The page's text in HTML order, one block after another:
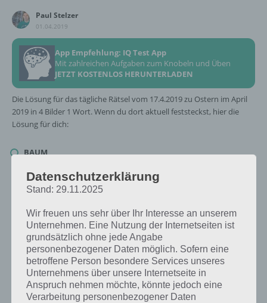
Paul Stelzer
01.04.2019
App Empfehlung: IQ Test App
Mit zahlreichen Aufgaben zum Knobeln und Üben
JETZT KOSTENLOS HERUNTERLADEN
Die Lösung für das tägliche Rätsel vom 17.4.2019 zu Ostern im April
2019 in 4 Bilder 1 Wort. Wenn du dort aktuell feststeckst, hier die
Lösung für dich:
BAUM
Zur Übersicht der4 Bilder 1 Wort Lösungen zu Ostern im April 2019
Datenschutzerklärung
Stand: 29.11.2025
Wir freuen uns sehr über Ihr Interesse an unserem
Unternehmen. Eine Nutzung der Internetseiten ist
grundsätzlich ohne jede Angabe
personenbezogener Daten möglich. Sofern eine
betroffene Person besondere Services unseres
Unternehmens über unsere Internetseite in
Anspruch nehmen möchte, könnte jedoch eine
Verarbeitung personenbezogener Daten